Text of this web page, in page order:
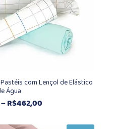
com Lençol de Elástico
Água
–R$462,00Faixa